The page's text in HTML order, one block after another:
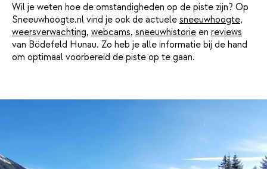
Wil je weten hoe de omstandigheden op de piste zijn? Op
Sneeuwhoogte.nl vind je ook de actuele sneeuwhoogte,
weersverwachting, webcams, sneeuwhistorie en reviews
van Bödefeld Hunau. Zo heb je alle informatie bij de hand
om optimaal voorbereid de piste op te gaan.